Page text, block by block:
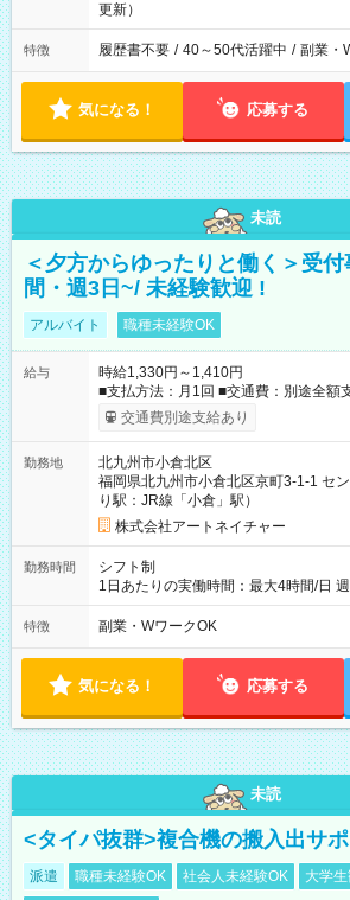
更新）
特徴 履歴書不要 / 40～50代活躍中 / 副業・
気になる！ 応募する
未読
＜夕方からゆったりと働く＞受
間・週3日~/ 未経験歓迎 !
アルバイト 職種未経験OK
給与
時給1,330円～1,410円
■支払方法：月1回 ■交通費：別途全額支給 【試用期間】
間あり 試用期間の長さ：6ヶ月 雇用形
じです。
交通費別途支給あり
勤務地
北九州市小倉北区
福岡県北九州市小倉北区京町3-1-1 セ
り駅：JR線「小倉」駅）
株式会社アートネイチャー
勤務時間
シフト制
1日あたりの実働時間：最大4時間/日
や日曜のお休みも応相談 16:05～20:05 「昼間のレジの仕事とW
ワークで働きたい」 「夕食後の空いて
特徴 副業・WワークOK
気になる！ 応募する
未読
<タイパ抜群>複合機の搬入出サポ
派遣 職種未経験OK 社会人未経験OK 大学